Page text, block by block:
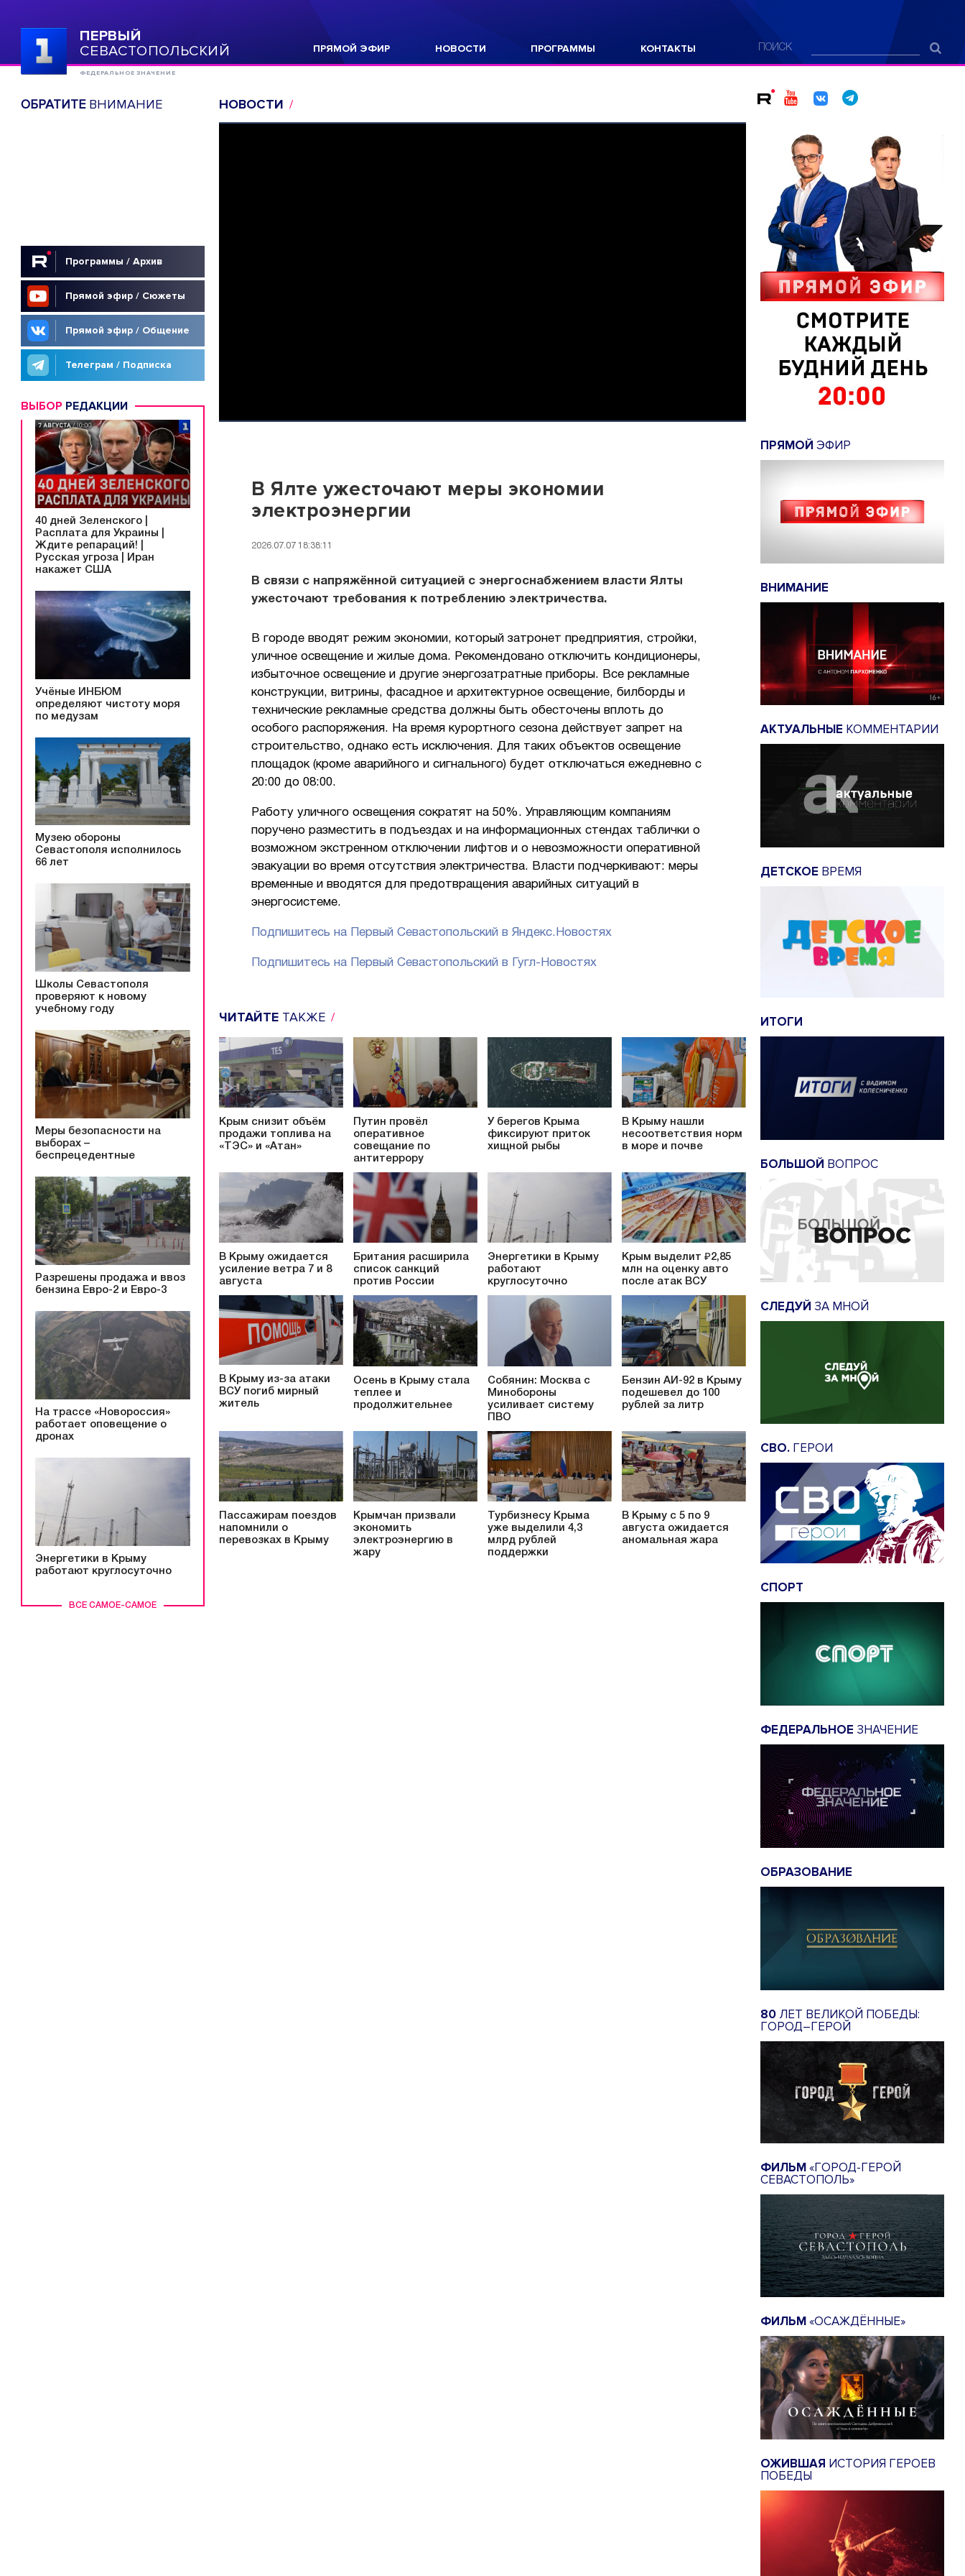
ПЕРВЫЙ
СЕВАСТОПОЛЬСКИЙ
ФЕДЕРАЛЬНОЕ ЗНАЧЕНИЕ
ПРЯМОЙ ЭФИР НОВОСТИ ПРОГРАММЫ КОНТАКТЫ ПОИСК
ОБРАТИТЕВНИМАНИЕ
Программы / Архив
Прямой эфир / Сюжеты
Прямой эфир / Общение
Телеграм / Подписка
ВЫБОР РЕДАКЦИИ
ВСЕ САМОЕ-САМОЕ
40 дней Зеленского |
Расплата для Украины |
Ждите репараций! |
Русская угроза | Иран
накажет США
Учёные ИНБЮМ
определяют чистоту моря
по медузам
Музею обороны
Севастополя исполнилось
66 лет
Школы Севастополя
проверяют к новому
учебному году
Меры безопасности на
выборах –
беспрецедентные
Разрешены продажа и ввоз
бензина Евро-2 и Евро-3
На трассе «Новороссия»
работает оповещение о
дронах
Энергетики в Крыму
работают круглосуточно
НОВОСТИ
В Ялте ужесточают меры экономии
электроэнергии
2026.07.07 18:38:11
В связи с напряжённой ситуацией с энергоснабжением власти Ялты
ужесточают требования к потреблению электричества.
В городе вводят режим экономии, который затронет предприятия, стройки,
уличное освещение и жилые дома. Рекомендовано отключить кондиционеры,
избыточное освещение и другие энергозатратные приборы. Все рекламные
конструкции, витрины, фасадное и архитектурное освещение, билборды и
технические рекламные средства должны быть обесточены вплоть до
особого распоряжения. На время курортного сезона действует запрет на
строительство, однако есть исключения. Для таких объектов освещение
площадок (кроме аварийного и сигнального) будет отключаться ежедневно с
20:00 до 08:00.
Работу уличного освещения сократят на 50%. Управляющим компаниям
поручено разместить в подъездах и на информационных стендах таблички о
возможном экстренном отключении лифтов и о невозможности оперативной
эвакуации во время отсутствия электричества. Власти подчеркивают: меры
временные и вводятся для предотвращения аварийных ситуаций в
энергосистеме.
Подпишитесь на Первый Севастопольский в Яндекс.Новостях
Подпишитесь на Первый Севастопольский в Гугл-Новостях
ЧИТАЙТЕ ТАКЖЕ
Крым снизит объём
продажи топлива на
«ТЭС» и «Атан»
Путин провёл
оперативное
совещание по
антитеррору
У берегов Крыма
фиксируют приток
хищной рыбы
В Крыму нашли
несоответствия норм
в море и почве
В Крыму ожидается
усиление ветра 7 и 8
августа
Британия расширила
список санкций
против России
Энергетики в Крыму
работают
круглосуточно
Крым выделит ₽2,85
млн на оценку авто
после атак ВСУ
В Крыму из-за атаки
ВСУ погиб мирный
житель
Осень в Крыму стала
теплее и
продолжительнее
Собянин: Москва с
Минобороны
усиливает систему
ПВО
Бензин АИ-92 в Крыму
подешевел до 100
рублей за литр
Пассажирам поездов
напомнили о
перевозках в Крыму
Крымчан призвали
экономить
электроэнергию в
жару
Турбизнесу Крыма
уже выделили 4,3
млрд рублей
поддержки
В Крыму с 5 по 9
августа ожидается
аномальная жара
ПРЯМОЙ ЭФИР
ВНИМАНИЕ
АКТУАЛЬНЫЕ КОММЕНТАРИИ
ДЕТСКОЕ ВРЕМЯ
ИТОГИ
БОЛЬШОЙ ВОПРОС
СЛЕДУЙ ЗА МНОЙ
СВО. ГЕРОИ
СПОРТ
ФЕДЕРАЛЬНОЕ ЗНАЧЕНИЕ
ОБРАЗОВАНИЕ
80 ЛЕТ ВЕЛИКОЙ ПОБЕДЫ:
ГОРОД–ГЕРОЙ
ФИЛЬМ«ГОРОД-ГЕРОЙ
СЕВАСТОПОЛЬ»
ФИЛЬМ«ОСАЖДЁННЫЕ»
ОЖИВШАЯ ИСТОРИЯ ГЕРОЕВ
ПОБЕДЫ